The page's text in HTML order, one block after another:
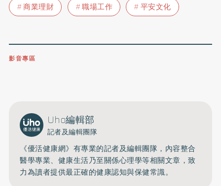
商業理財 職場工作 平安文化
影音專區
Uho編輯部
記者及編輯團隊
《優活健康網》有專業的記者及編輯團隊，內容整合
醫學專業、健康生活乃至關係心理學等相關文章，致
力為讀者提供最正確的健康認知與保健常識。